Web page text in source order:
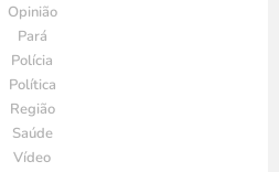
Opinião
Pará
Polícia
Política
Região
Saúde
Vídeo